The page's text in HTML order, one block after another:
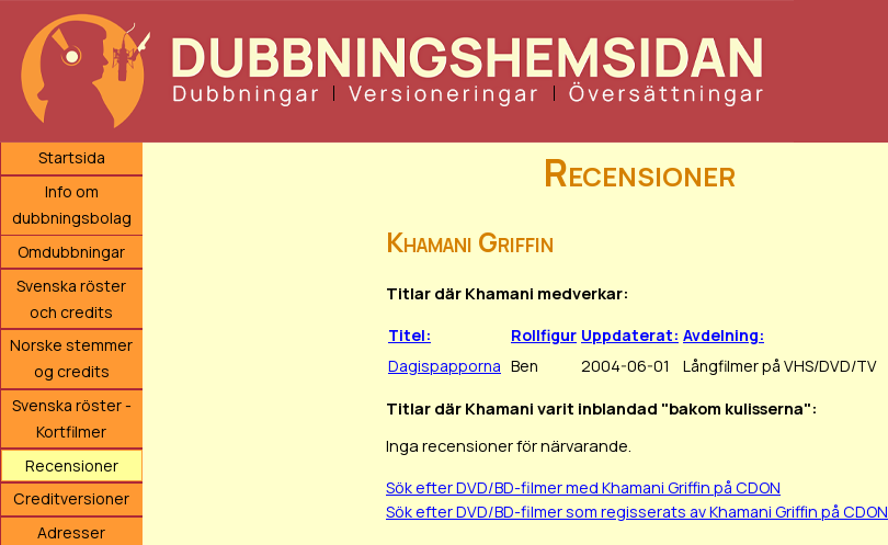
Startsida
Info om
dubbningsbolag
Omdubbningar
Svenska röster
och credits
Norske stemmer
og credits
Svenska röster -
Kortfilmer
Recensioner
Creditversioner
Adresser
Recensioner
Khamani Griffin
Titlar där Khamani medverkar:
Titel: Rollfigur Uppdaterat: Avdelning:
Dagispapporna Ben 2004-06-01 Långfilmer på VHS/DVD/TV
Titlar där Khamani varit inblandad "bakom kulisserna":
Inga recensioner för närvarande.
Sök efter DVD/BD-filmer med Khamani Griffin på CDON
Sök efter DVD/BD-filmer som regisserats av Khamani Griffin på CDON